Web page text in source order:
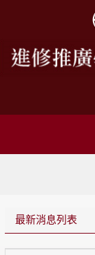
最新消息列表